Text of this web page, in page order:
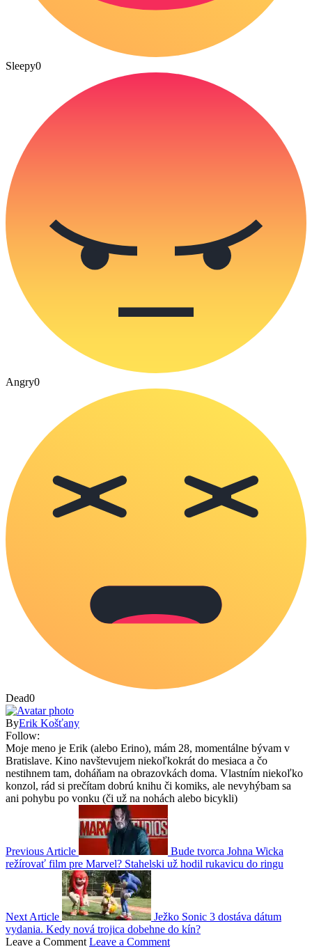
Sleepy0
Angry0
Dead0
ByErik Košťany
Follow:
Moje meno je Erik (alebo Erino), mám 28, momentálne bývam v
Bratislave. Kino navštevujem niekoľkokrát do mesiaca a čo
nestihnem tam, doháňam na obrazovkách doma. Vlastním niekoľko
konzol, rád si prečítam dobrú knihu či komiks, ale nevyhýbam sa
ani pohybu po vonku (či už na nohách alebo bicykli)
Previous Article
Bude tvorca Johna Wicka
režírovať film pre Marvel? Stahelski už hodil rukavicu do ringu
Next Article
Ježko Sonic 3 dostáva dátum
vydania. Kedy nová trojica dobehne do kín?
Leave a Comment Leave a Comment